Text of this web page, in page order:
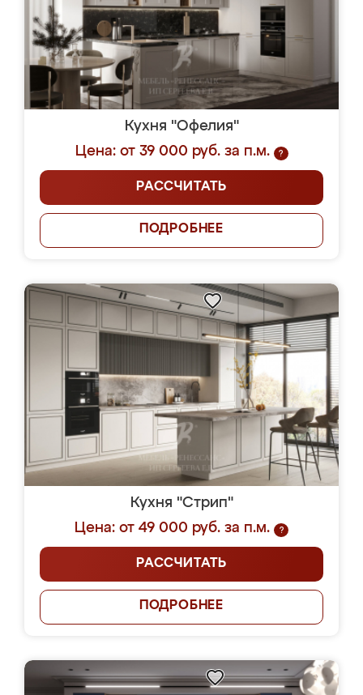
Кухня "Офелия"
Цена: от 39 000 руб. за п.м.
?
РАССЧИТАТЬ
ПОДРОБНЕЕ
Кухня "Стрип"
Цена: от 49 000 руб. за п.м.
?
РАССЧИТАТЬ
ПОДРОБНЕЕ